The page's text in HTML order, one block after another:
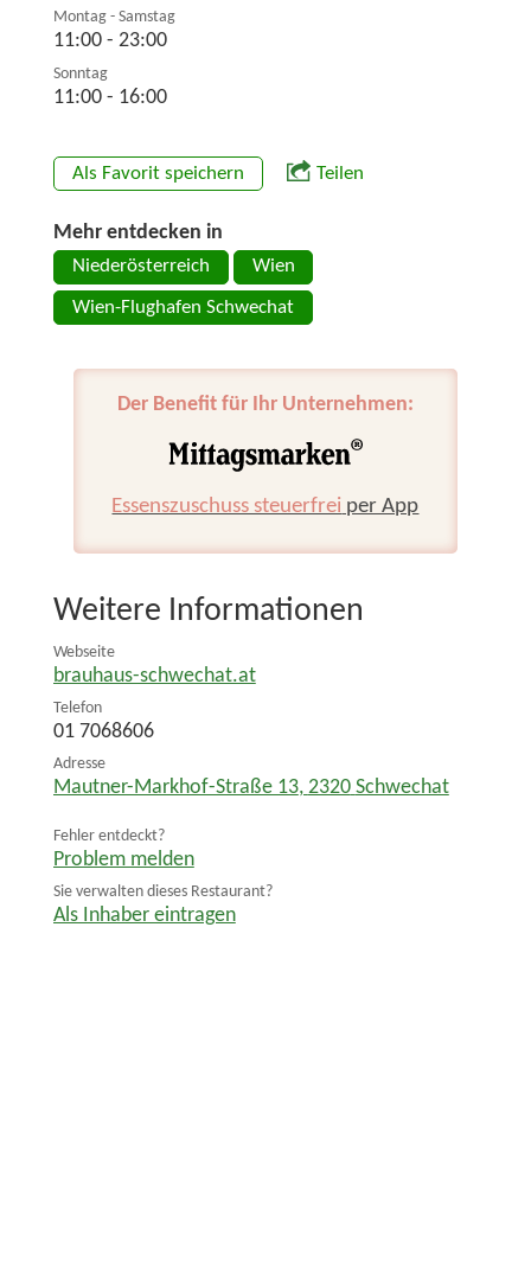
Montag - Samstag
11:00 - 23:00
Sonntag
11:00 - 16:00
Als Favorit speichern Teilen
Mehr entdecken in
Niederösterreich Wien
Wien-Flughafen Schwechat
Der Benefit für Ihr Unternehmen:
Essenszuschuss steuerfrei per App
Weitere Informationen
Webseite
brauhaus-schwechat.at
Telefon
01 7068606
Adresse
Mautner-Markhof-Straße 13, 2320 Schwechat
Fehler entdeckt?
Problem melden
Sie verwalten dieses Restaurant?
Als Inhaber eintragen